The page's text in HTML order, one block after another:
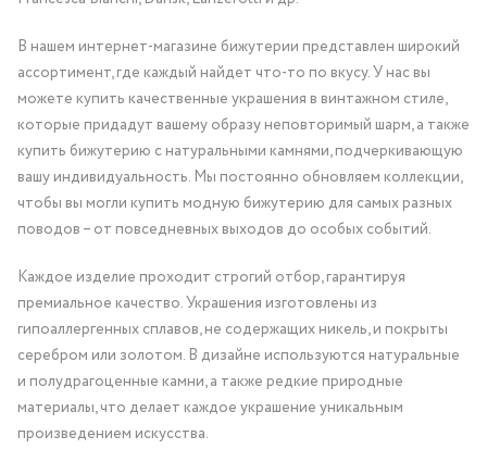
В нашем интернет-магазине бижутерии представлен широкий
ассортимент, где каждый найдет что-то по вкусу. У нас вы
можете купить качественные украшения в винтажном стиле,
которые придадут вашему образу неповторимый шарм, а также
купить бижутерию с натуральными камнями, подчеркивающую
вашу индивидуальность. Мы постоянно обновляем коллекции,
чтобы вы могли купить модную бижутерию для самых разных
поводов – от повседневных выходов до особых событий.
Каждое изделие проходит строгий отбор, гарантируя
премиальное качество. Украшения изготовлены из
гипоаллергенных сплавов, не содержащих никель, и покрыты
серебром или золотом. В дизайне используются натуральные
и полудрагоценные камни, а также редкие природные
материалы, что делает каждое украшение уникальным
произведением искусства.